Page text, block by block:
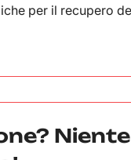
per il recupero
Niente